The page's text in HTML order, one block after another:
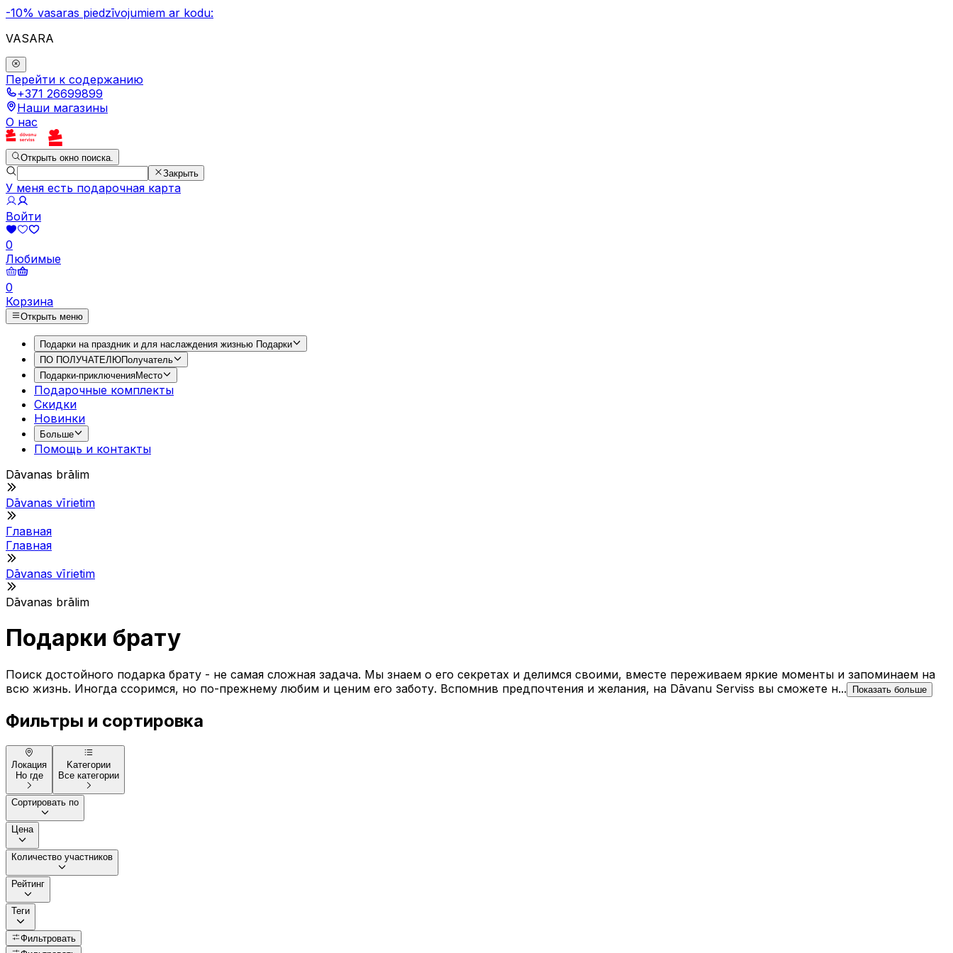
-10% vasaras piedzīvojumiem ar kodu:
VASARA
Перейти к содержанию
+371 26699899
Наши магазины
О нас
Открыть окно поиска.
Закрыть
У меня есть подарочная карта
Войти
0
Любимые
0
Корзина
Открыть меню
Подарки на праздник и для наслаждения жизнью Подарки
ПО ПОЛУЧАТЕЛЮПолучатель
Подарки-приключенияМесто
Подарочные комплекты
Скидки
Новинки
Больше
Помощь и контакты
Dāvanas brālim
Dāvanas vīrietim
Главная
Главная
Dāvanas vīrietim
Dāvanas brālim
Подарки брату
Поиск достойного подарка брату - не самая сложная задача. Мы знаем о его секретах и делимся своими, вместе переживаем яркие моменты и запоминаем на
всю жизнь. Иногда ссоримся, но по-прежнему любим и ценим его заботу. Вспомнив предпочтения и желания, на Dāvanu Serviss вы сможете н...
Показать больше
Фильтры и сортировка
Локация
Но где
Kатегории
Все категории
Сортировать по
Цена
Количество участников
Рейтинг
Теги
Фильтровать